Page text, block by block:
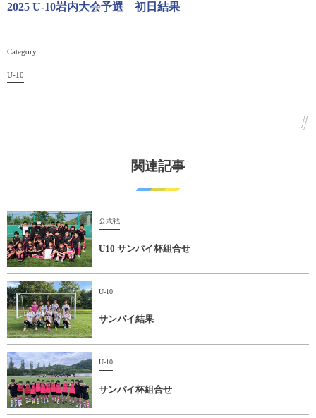
2025 U-10岩内大会予選 初日結果
U-10
関連記事
公式戦
U10 サンパイ杯組合せ
U-10
サンパイ結果
U-10
サンパイ杯組合せ